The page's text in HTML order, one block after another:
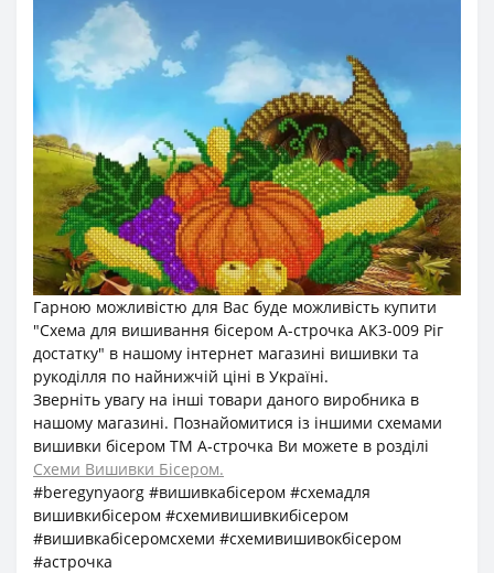
Гарною можливістю для Вас буде можливість купити
"Схема для вишивання бісером А-строчка АК3-009 Ріг
достатку" в нашому інтернет магазині вишивки та
рукоділля по найнижчій ціні в Україні.
Зверніть увагу на інші товари даного виробника в
нашому магазині. Познайомитися із іншими схемами
вишивки бісером ТМ А-строчка Ви можете в розділі
Схеми Вишивки Бісером.
#beregynyaorg #вишивкабісером #схемадля
вишивкибісером #схемивишивкибісером
#вишивкабісеромсхеми #схемивишивокбісером
#астрочка